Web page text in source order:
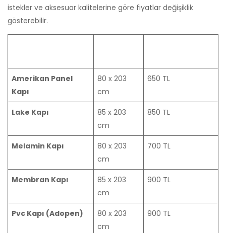
istekler ve aksesuar kalitelerine göre fiyatlar değişiklik
gösterebilir.
Amerikan Panel
Kapı
80 x 203
cm
650 TL
Lake Kapı
85 x 203
cm
850 TL
Melamin Kapı
80 x 203
cm
700 TL
Membran Kapı
85 x 203
cm
900 TL
Pvc Kapı (Adopen)
80 x 203
cm
900 TL